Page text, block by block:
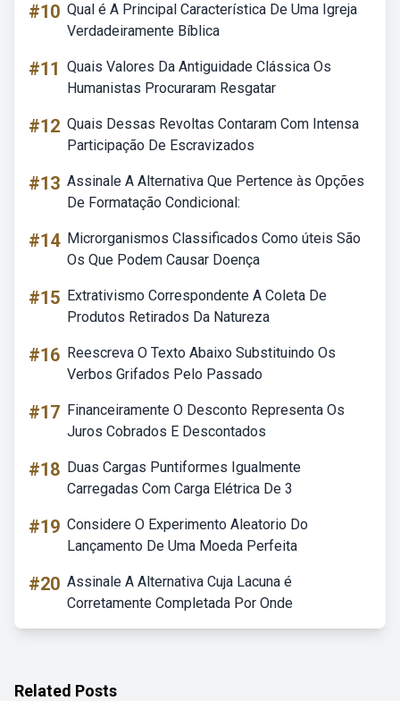
#10 Qual é A Principal Característica De Uma Igreja
Verdadeiramente Bíblica
#11 Quais Valores Da Antiguidade Clássica Os
Humanistas Procuraram Resgatar
#12 Quais Dessas Revoltas Contaram Com Intensa
Participação De Escravizados
#13 Assinale A Alternativa Que Pertence às Opções
De Formatação Condicional:
#14 Microrganismos Classificados Como úteis São
Os Que Podem Causar Doença
#15 Extrativismo Correspondente A Coleta De
Produtos Retirados Da Natureza
#16 Reescreva O Texto Abaixo Substituindo Os
Verbos Grifados Pelo Passado
#17 Financeiramente O Desconto Representa Os
Juros Cobrados E Descontados
#18 Duas Cargas Puntiformes Igualmente
Carregadas Com Carga Elétrica De 3
#19 Considere O Experimento Aleatorio Do
Lançamento De Uma Moeda Perfeita
#20 Assinale A Alternativa Cuja Lacuna é
Corretamente Completada Por Onde
Related Posts